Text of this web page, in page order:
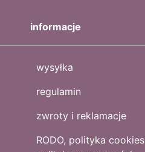
informacje
wysyłka
regulamin
zwroty i reklamacje
RODO, polityka cookies